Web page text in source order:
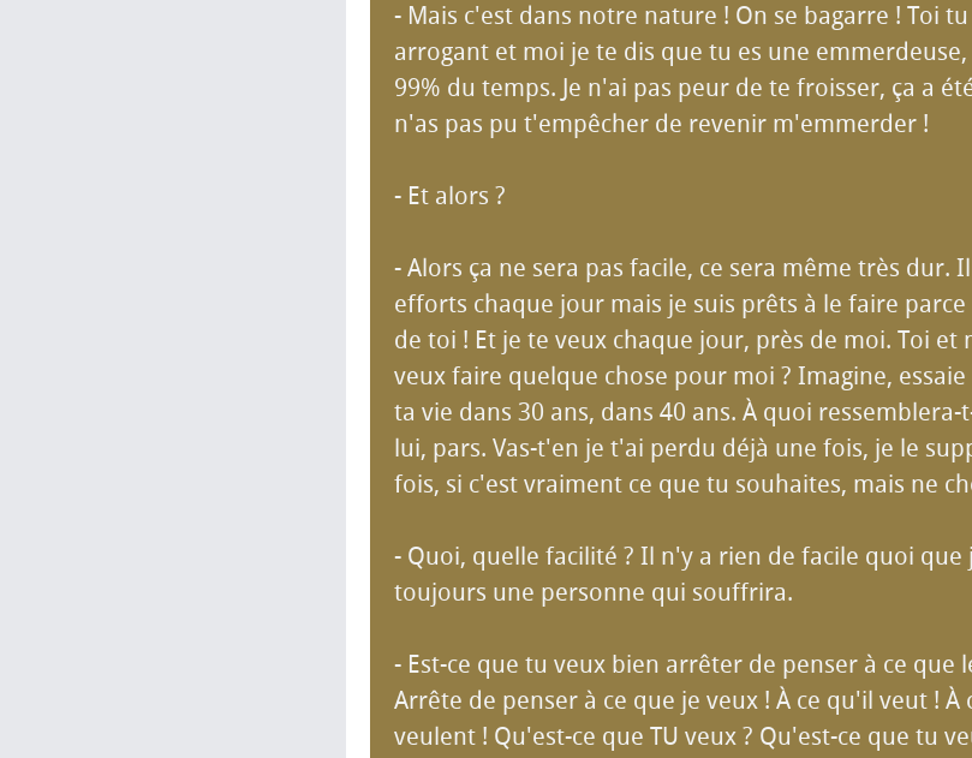
- Mais c'est dans notre nature ! On se bagarre ! Toi
arrogant et moi je te dis que tu es une emmerdeuse,
99% du temps. Je n'ai pas peur de te froisser, ça a
n'as pas pu t'empêcher de revenir m'emmerder !
- Et alors ?
- Alors ça ne sera pas facile, ce sera même très dur.
efforts chaque jour mais je suis prêts à le faire
de toi ! Et je te veux chaque jour, près de moi. Toi et
veux faire quelque chose pour moi ? Imagine,
ta vie dans 30 ans, dans 40 ans. À quoi ressemblera-
lui, pars. Vas-t'en je t'ai perdu déjà une fois, je le
fois, si c'est vraiment ce que tu souhaites, mais ne
- Quoi, quelle facilité ? Il n'y a rien de facile quoi que
toujours une personne qui souffrira.
- Est-ce que tu veux bien arrêter de penser à ce que
Arrête de penser à ce que je veux ! À ce qu'il veut ! À
veulent ! Qu'est-ce que TU veux ? Qu'est-ce que tu